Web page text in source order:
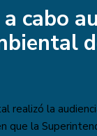
cabo
realizó la
que la